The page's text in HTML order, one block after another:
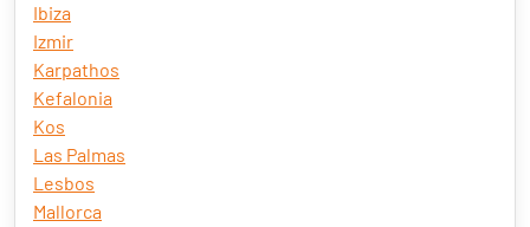
Ibiza
Izmir
Karpathos
Kefalonia
Kos
Las Palmas
Lesbos
Mallorca